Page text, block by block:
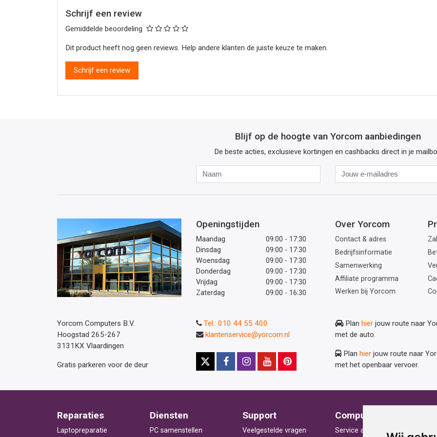
Schrijf een review
Gemiddelde beoordeling
Dit product heeft nog geen reviews. Help andere klanten de juiste keuze te maken.
Schrijf een review
Blijf op de hoogte van Yorcom aanbiedingen
De beste acties, exclusieve kortingen en cashbacks direct in je
Jouw
e-
mailadres
Openingstijden
Maandag
09:00 - 17:30
Dinsdag
09:00 - 17:30
Woensdag
09:00 - 17:30
Donderdag
09:00 - 17:30
Vrijdag
09:00 - 17:30
Zaterdag
09:00 - 16:30
Over Yorcom
Contact & adres
Bedrijfsinformatie
Samenwerking
Affiliate programma
Werken bij Yorcom
Yorcom Computers B.V.
Hoogstad 265-267
3131KX Vlaardingen
Gratis parkeren voor de deur
Plan hier jouw route naar
met de auto.
Plan hier jouw route naar
met het openbaar vervoer.
Tel.: 010 44 55 400
klantenservice@yorcom.nl
Reparaties
Laptopreparatie
Diensten
PC samenstellen
Support
Veelgestelde vragen
Computerhulp
Service aan huis